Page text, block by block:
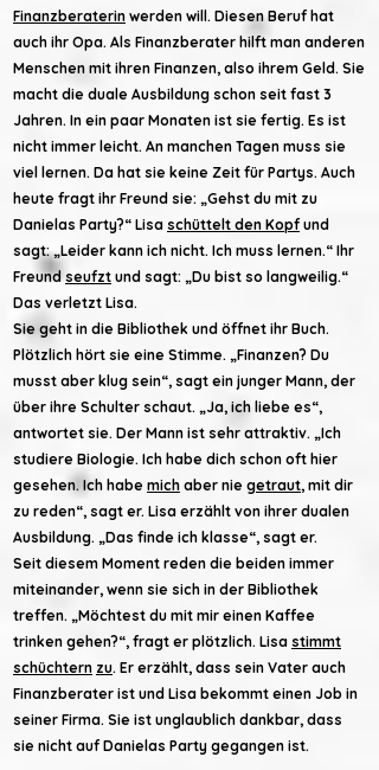
Finanzberaterin werden will. Diesen Beruf hat
auch ihr Opa. Als Finanzberater hilft man anderen
Menschen mit ihren Finanzen, also ihrem Geld. Sie
macht die duale Ausbildung schon seit fast 3
Jahren. In ein paar Monaten ist sie fertig. Es ist
nicht immer leicht. An manchen Tagen muss sie
viel lernen. Da hat sie keine Zeit für Partys. Auch
heute fragt ihr Freund sie: „Gehst du mit zu
Danielas Party?“ Lisa schüttelt den Kopf und
sagt: „Leider kann ich nicht. Ich muss lernen.“ Ihr
Freundseufzt und sagt: „Du bist so langweilig.“
Das verletzt Lisa.
Sie geht in die Bibliothek und öffnet ihr Buch.
Plötzlich hört sie eine Stimme. „Finanzen? Du
musst aber klug sein“, sagt ein junger Mann, der
über ihre Schulter schaut. „Ja, ich liebe es“,
antwortet sie. Der Mann ist sehr attraktiv. „Ich
studiere Biologie. Ich habe dich schon oft hier
gesehen. Ich habe mich aber nie getraut, mit dir
zu reden“, sagt er. Lisa erzählt von ihrer dualen
Ausbildung. „Das finde ich klasse“, sagt er.
Seit diesem Moment reden die beiden immer
miteinander, wenn sie sich in der Bibliothek
treffen. „Möchtest du mit mir einen Kaffee
trinken gehen?“, fragt er plötzlich. Lisa stimmt
schüchtern zu. Er erzählt, dass sein Vater auch
Finanzberater ist und Lisa bekommt einen Job in
seiner Firma. Sie ist unglaublich dankbar, dass
sie nicht auf Danielas Party gegangen ist.